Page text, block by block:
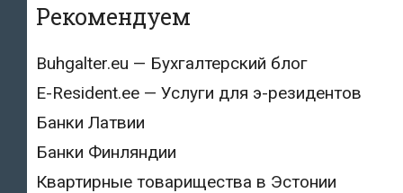
Рекомендуем
Buhgalter.eu — Бухгалтерский блог
E-Resident.ee — Услуги для э-резидентов
Банки Латвии
Банки Финляндии
Квартирные товарищества в Эстонии